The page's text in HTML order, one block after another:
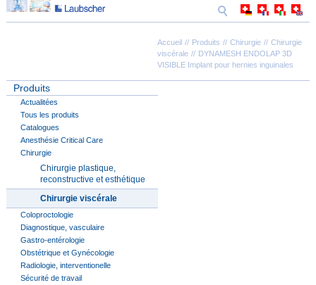
Accueil Produits Chirurgie
Chirurgie
viscérale
DYNAMESH ENDOLAP 3D
VISIBLE Implant pour hernies inguinales
Produits
Actualitées
Tous les produits
Catalogues
Anesthésie Critical Care
Chirurgie
Chirurgie plastique,
reconstructive et esthétique
Chirurgie viscérale
Coloproctologie
Diagnostique, vasculaire
Gastro-entérologie
Obstétrique et Gynécologie
Radiologie, interventionelle
Sécurité de travail